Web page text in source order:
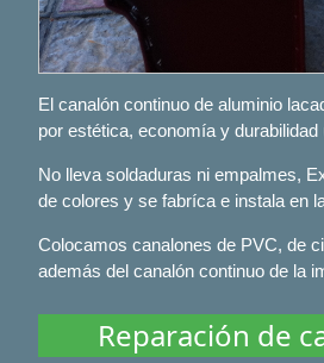
El canalón continuo de aluminio
por estética, economía y durabilidad
No lleva soldaduras ni empalmes,
de colores y se fabríca e instala en
Colocamos canalones de PVC, de
además del canalón continuo de la
Reparación de